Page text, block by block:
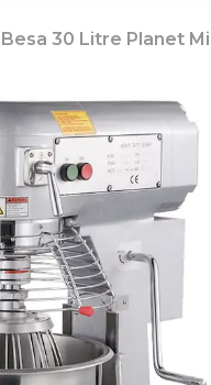
Besa 30 Litre Planet